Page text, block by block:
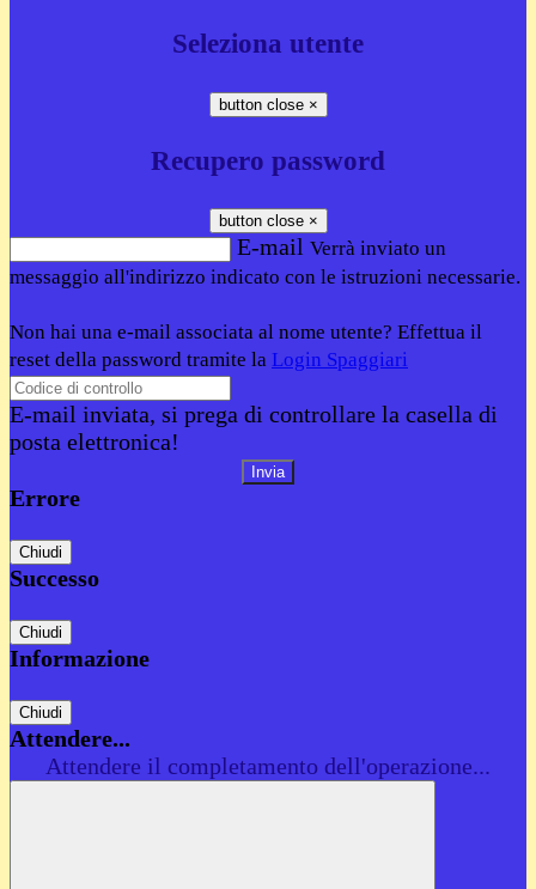
Seleziona utente
button close ×
Recupero password
button close ×
E-mail Verrà inviato un
messaggio all'indirizzo indicato con le istruzioni necessarie.
Non hai una e-mail associata al nome utente? Effettua il
reset della password tramite la Login Spaggiari
E-mail inviata, si prega di controllare la casella di
posta elettronica!
Errore
Chiudi
Successo
Chiudi
Informazione
Chiudi
Attendere...
Attendere il completamento dell'operazione...